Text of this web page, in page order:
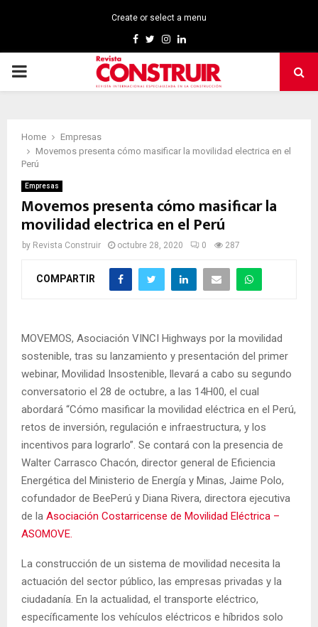
Create or select a menu
Facebook
TwitterInstagram
Linkedin
PRIMARY
Home
Empresas
Movemos presenta cómo masificar la movilidad electrica en el
Perú
Empresas
Movemos presenta cómo masificar la
movilidad electrica en el Perú
by Revista Construir octubre 28, 2020 0 287
COMPARTIR
MOVEMOS, Asociación VINCI Highways por la movilidad
sostenible, tras su lanzamiento y presentación del primer
webinar, Movilidad Insostenible, llevará a cabo su segundo
conversatorio el 28 de octubre, a las 14H00, el cual
abordará “Cómo masificar la movilidad eléctrica en el Perú,
retos de inversión, regulación e infraestructura, y los
incentivos para lograrlo”. Se contará con la presencia de
Walter Carrasco Chacón, director general de Eficiencia
Energética del Ministerio de Energía y Minas, Jaime Polo,
cofundador de BeePerú y Diana Rivera, directora ejecutiva
de la Asociación Costarricense de Movilidad Eléctrica –
ASOMOVE.
La construcción de un sistema de movilidad necesita la
actuación del sector público, las empresas privadas y la
ciudadanía. En la actualidad, el transporte eléctrico,
específicamente los vehículos eléctricos e híbridos solo